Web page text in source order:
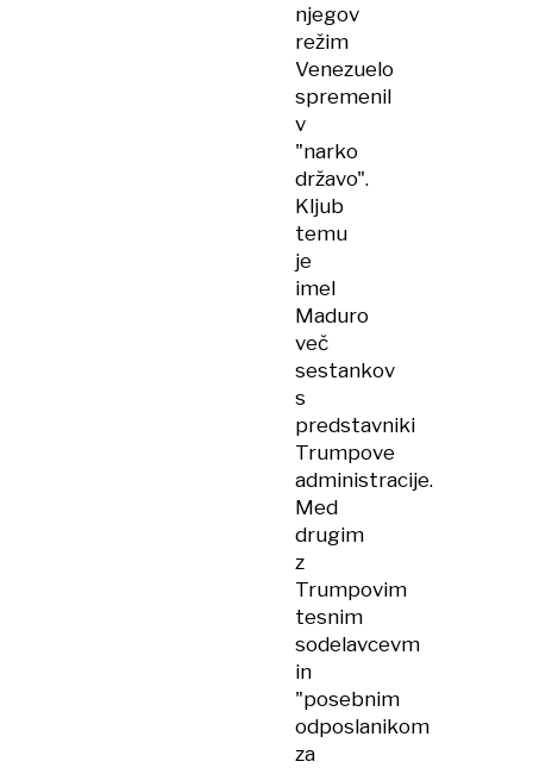
njegov
režim
Venezuelo
spremenil
v
"narko
državo".
Kljub
temu
je
imel
Maduro
več
sestankov
s
predstavniki
Trumpove
administracije.
Med
drugim
z
Trumpovim
tesnim
sodelavcevm
in
"posebnim
odposlanikom
za